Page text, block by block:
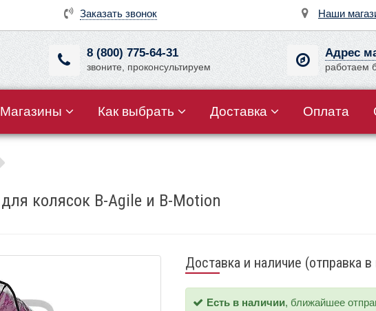
Заказать звонок Наши
8 (800) 775-64-31
звоните, проконсультируем
Адрес
работаем
Магазины Как выбрать Доставка Оплата
для колясок B-Agile и B-Motion
Доставка и наличие (отправка
Есть в наличии, ближайшее